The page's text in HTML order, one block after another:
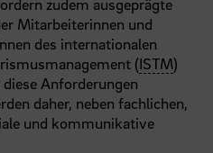
zudem ausgeprägte
Mitarbeiterinnen und
des internationalen
(ISTM)
Anforderungen
daher, neben fachlichen,
und kommunikative